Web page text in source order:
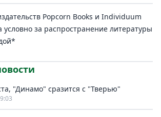
Popcorn Books и Individuum
условно за распространение литературы
"Динамо" сразится с "Тверью"